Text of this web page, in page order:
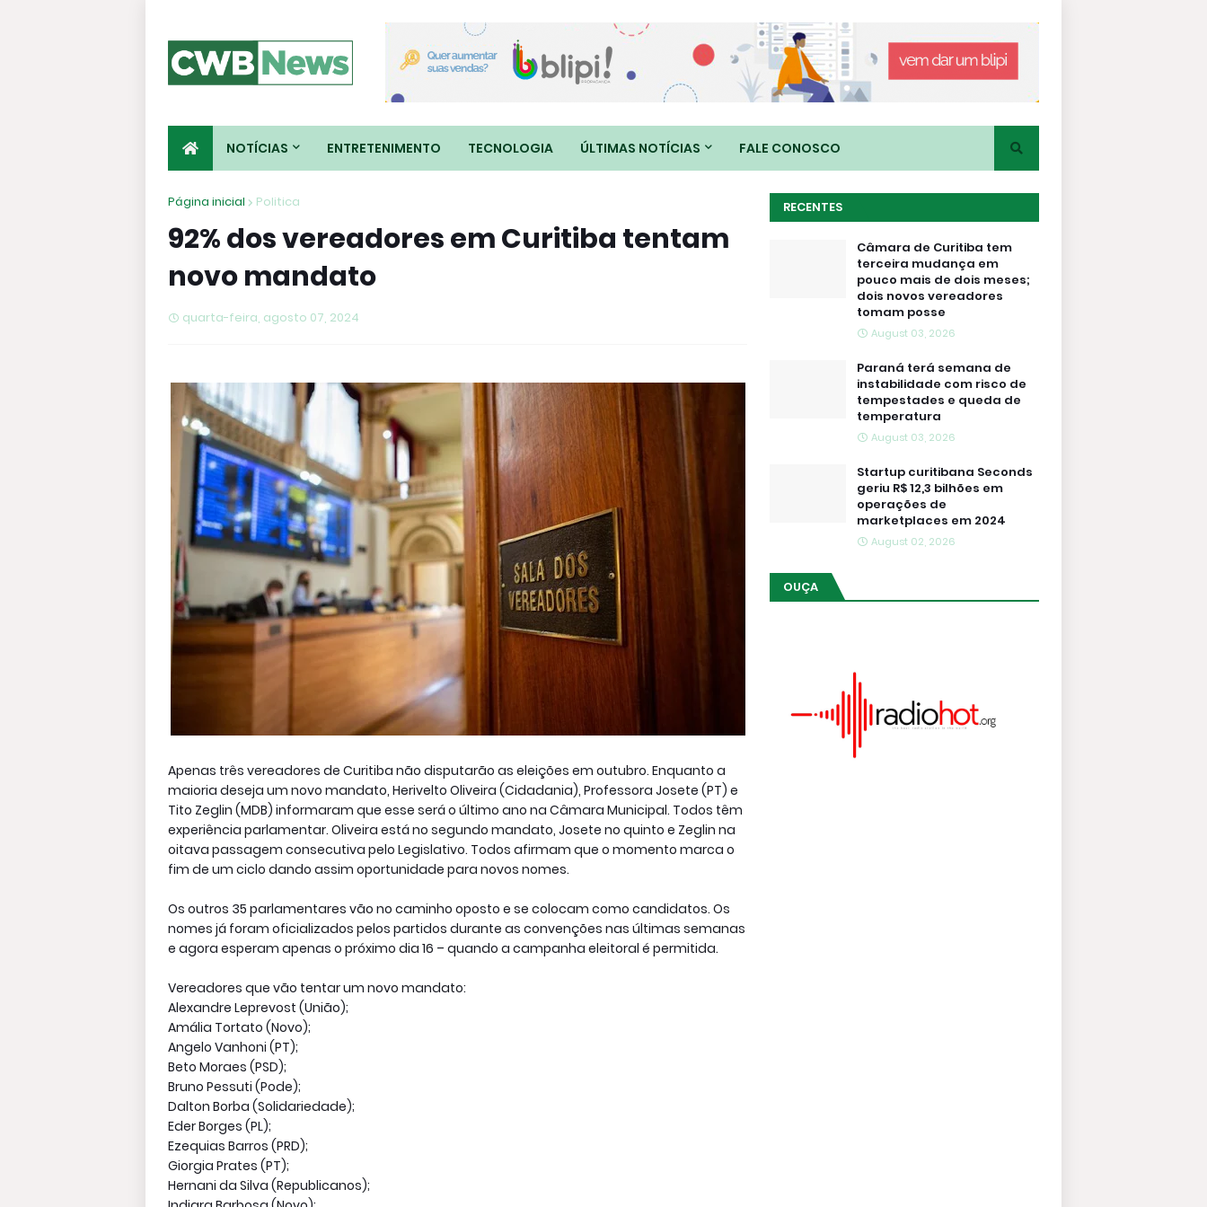
NOTÍCIAS ENTRETENIMENTO TECNOLOGIA ÚLTIMAS NOTÍCIAS FALE CONOSCO
Página inicial Politica
92% dos vereadores em Curitiba tentam
novo mandato
quarta-feira, agosto 07, 2024
Apenas três vereadores de Curitiba não disputarão as eleições em outubro. Enquanto a
maioria deseja um novo mandato, Herivelto Oliveira (Cidadania), Professora Josete (PT) e
Tito Zeglin (MDB) informaram que esse será o último ano na Câmara Municipal. Todos têm
experiência parlamentar. Oliveira está no segundo mandato, Josete no quinto e Zeglin na
oitava passagem consecutiva pelo Legislativo. Todos afirmam que o momento marca o
fim de um ciclo dando assim oportunidade para novos nomes.
Os outros 35 parlamentares vão no caminho oposto e se colocam como candidatos. Os
nomes já foram oficializados pelos partidos durante as convenções nas últimas semanas
e agora esperam apenas o próximo dia 16 – quando a campanha eleitoral é permitida.
Vereadores que vão tentar um novo mandato:
Alexandre Leprevost (União);
Amália Tortato (Novo);
Angelo Vanhoni (PT);
Beto Moraes (PSD);
Bruno Pessuti (Pode);
Dalton Borba (Solidariedade);
Eder Borges (PL);
Ezequias Barros (PRD);
Giorgia Prates (PT);
Hernani da Silva (Republicanos);
RECENTES
Câmara de Curitiba tem
terceira mudança em
pouco mais de dois meses;
dois novos vereadores
tomam posse
August 03, 2026
Paraná terá semana de
instabilidade com risco de
tempestades e queda de
temperatura
August 03, 2026
Startup curitibana Seconds
geriu R$ 12,3 bilhões em
operações de
marketplaces em 2024
August 02, 2026
OUÇA